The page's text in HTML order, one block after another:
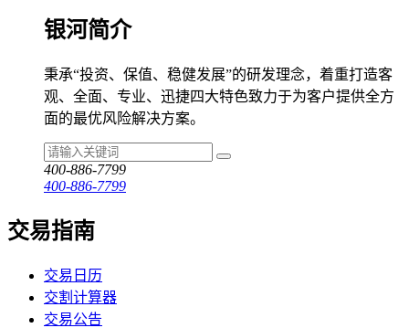
银河简介
秉承“投资、保值、稳健发展”的研发理念，着重打造客
观、全面、专业、迅捷四大特色致力于为客户提供全方
面的最优风险解决方案。
400-886-7799
400-886-7799
交易指南
交易日历
交割计算器
交易公告